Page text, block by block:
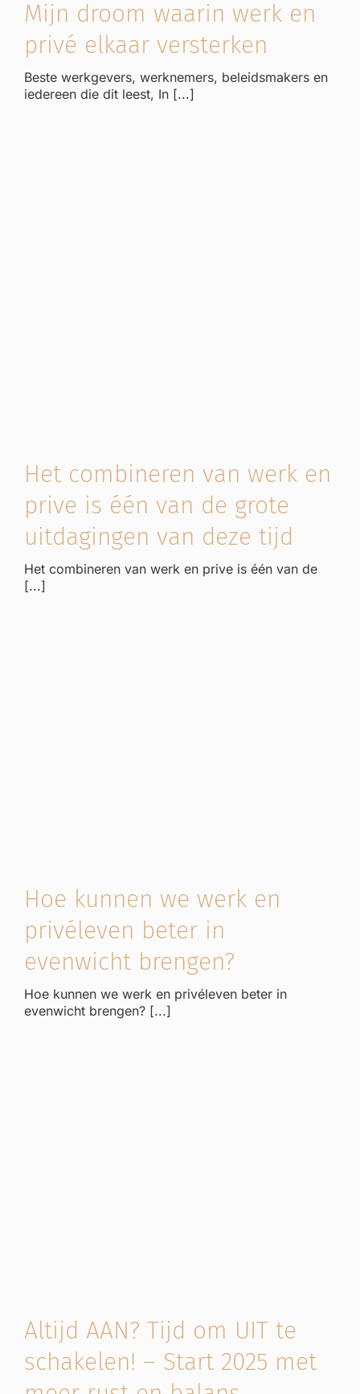
Mijn droom waarin werk en
privé elkaar versterken
Beste werkgevers, werknemers, beleidsmakers en
iedereen die dit leest, In [...]
Het combineren van werk en
prive is één van de grote
uitdagingen van deze tijd
Het combineren van werk en prive is één van de
[...]
Hoe kunnen we werk en
privéleven beter in
evenwicht brengen?
Hoe kunnen we werk en privéleven beter in
evenwicht brengen? [...]
Altijd AAN? Tijd om UIT te
schakelen! – Start 2025 met